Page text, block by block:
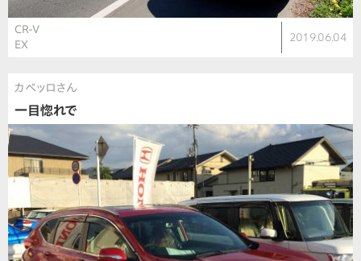
CR-V
EX
2019.06.04
カペッロさん
一目惚れで